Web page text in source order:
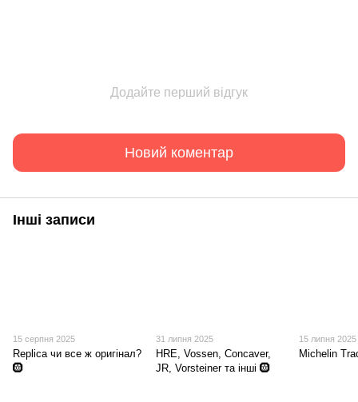
Додайте перший відгук
Новий коментар
Інші записи
15 серпня 2025
Replica чи все ж оригінал?
🛞
31 липня 2025
HRE, Vossen, Concaver,
JR, Vorsteiner та інші 🛞
15 липня 2025
Michelin